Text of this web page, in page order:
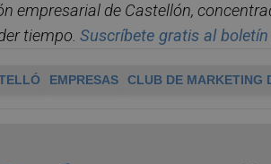
empresarial de Castellón,
tiempo. Suscríbete gratis al boletí
EMPRESAS CLUB DE MARKETING